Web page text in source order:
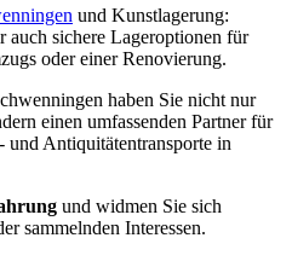
und Kunstlagerung:
auch sichere Lageroptionen für
oder einer Renovierung.
haben Sie nicht nur
einen umfassenden Partner für
Antiquitätentransporte in
und widmen Sie sich
sammelnden Interessen.